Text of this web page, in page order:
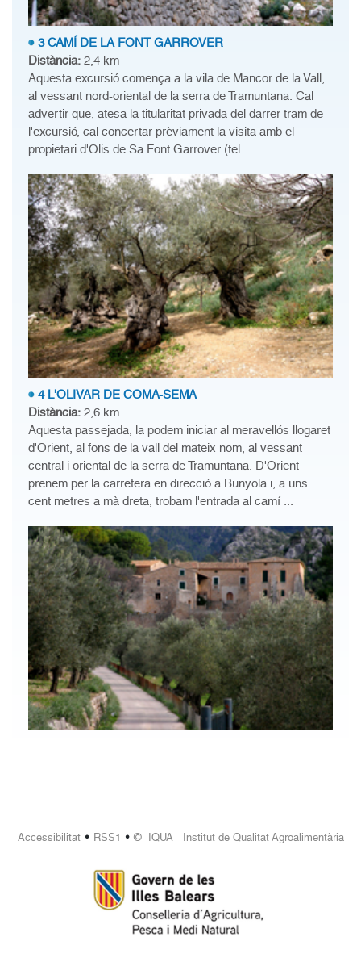
3 CAMÍ DE LA FONT GARROVER
Distància: 2,4 km
Aquesta excursió comença a la vila de Mancor de la Vall,
al vessant nord-oriental de la serra de Tramuntana. Cal
advertir que, atesa la titularitat privada del darrer tram de
l'excursió, cal concertar prèviament la visita amb el
propietari d'Olis de Sa Font Garrover (tel. ...
4 L'OLIVAR DE COMA-SEMA
Distància: 2,6 km
Aquesta passejada, la podem iniciar al meravellós llogaret
d'Orient, al fons de la vall del mateix nom, al vessant
central i oriental de la serra de Tramuntana. D'Orient
prenem per la carretera en direcció a Bunyola i, a uns
cent metres a mà dreta, trobam l'entrada al camí ...
Accessibilitat• RSS1 • © IQUA Institut de Qualitat Agroalimentària